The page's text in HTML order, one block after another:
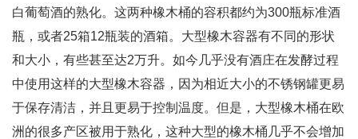
白葡萄酒的熟化。这两种橡木桶的容积都约为300瓶标准酒
瓶，或者25箱12瓶装的酒箱。大型橡木容器有不同的形状
和大小，有些甚至达2万升。如今几乎没有酒庄在发酵过程
中使用这样的大型橡木容器，因为相近大小的不锈钢罐更易
于保存清洁，并且更易于控制温度。但是，大型橡木桶在欧
洲的很多产区被用于熟化，这种大型的橡木桶几乎不会增加